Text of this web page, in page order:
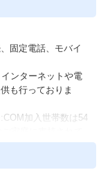
固定電話、モバイ
ンターネットや電
も行っておりま
加入世帯数は54